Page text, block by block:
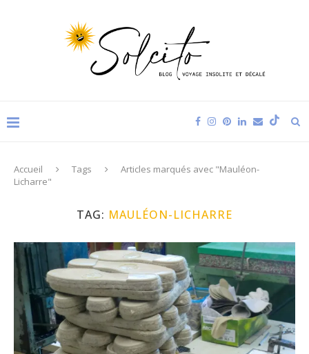
Accueil Tags
Articles marqués avec "Mauléon-
Licharre"
TAG: MAULÉON-LICHARRE